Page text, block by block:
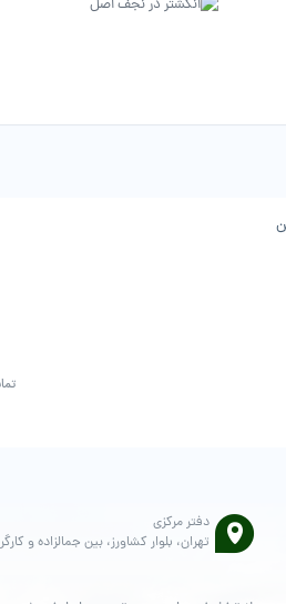
دفتر مرکزی
تهران، بلوار کشاورز، بین جمالزاده و کارگر، پلاک